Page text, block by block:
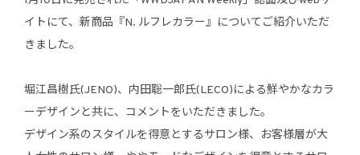
イトにて、新商品『N. ルフレカラー』についてご紹介いただ
きました。
堀江昌樹氏(JENO)、内田聡一郎氏(LECO)による鮮やかなカラ
ーデザインと共に、コメントをいただきました。
デザイン系のスタイルを得意とするサロン様、お客様層が大